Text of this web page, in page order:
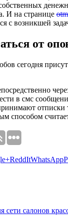
И на странице
с возникшей
от
сегодня
в смс
отписки
способом
ReddItWhatsApp
салонов